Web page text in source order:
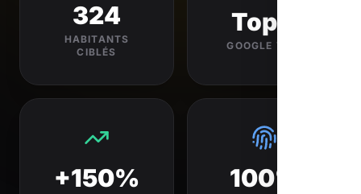
324
HABITANTS
CIBLÉS
Top 3
GOOGLE VISÉ
+150% 100%